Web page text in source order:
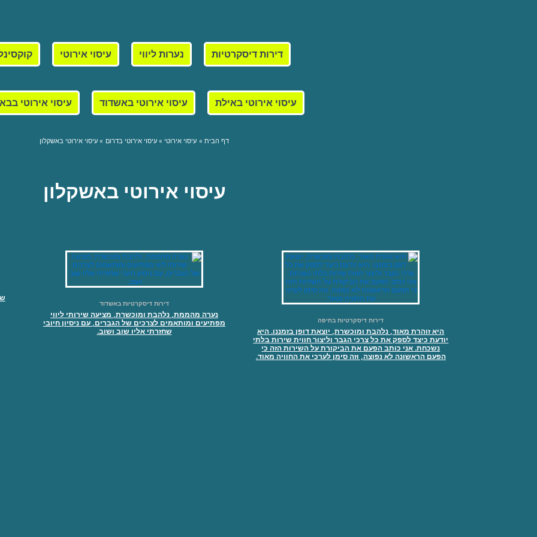
דירות דיסקרטיות
נערות ליווי עיסוי אירוטי
עיסוי אירוטי באילת עיסוי אירוטי באשדוד עיסוי אירוטי
דף הבית עיסוי אירוטי עיסוי אירוטי בדרום עיסוי אירוטי באשקלון
עיסוי אירוטי באשקלון
דירות דיסקרטיות בחיפה
היא זוהרת מאוד, נלהבת ומוכשרת, יוצאת דופן בזמננו. היא
יודעת כיצד לספק את כל צרכי הגבר וליצור חווית שירות בלתי
נשכחת. אני כותב הפעם את הביקורת על השירות הזה כי
הפעם הראשונה לא נפוצה, וזה סימן לערכי את החוויה מאוד.
דירות דיסקרטיות באשדוד
נערה מהממת, נלהבת ומוכשרת, מציעה שירותי ליווי
מפתיעים ומותאמים לצרכים של הגברים, עם ניסיון חיובי
שחזרתי אליו שוב ושוב.